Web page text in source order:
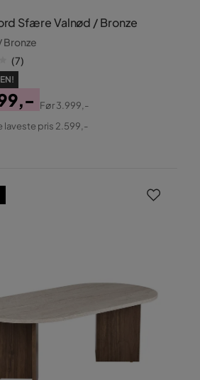
Sfære Valnød / Bronze
Bronze
(7)
Før3.999,-
laveste pris 2.599,-